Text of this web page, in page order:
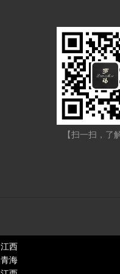
【扫一扫，了
江西
青海